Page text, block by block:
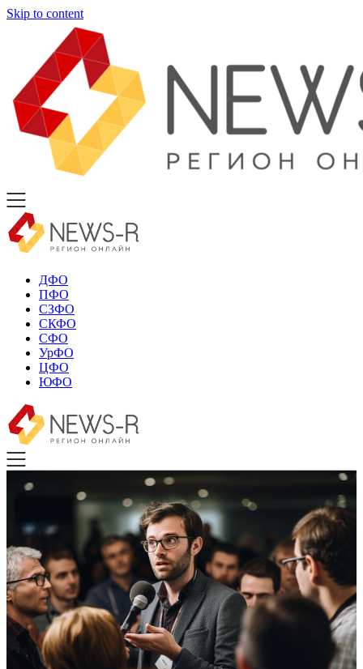
Skip to content
ДФО
ПФО
СЗФО
СКФО
СФО
УрФО
ЦФО
ЮФО